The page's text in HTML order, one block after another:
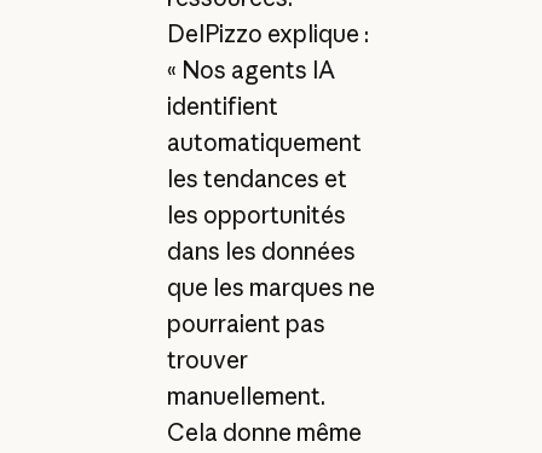
DelPizzo explique :
« Nos agents IA
identifient
automatiquement
les tendances et
les opportunités
dans les données
que les marques ne
pourraient pas
trouver
manuellement.
Cela donne même